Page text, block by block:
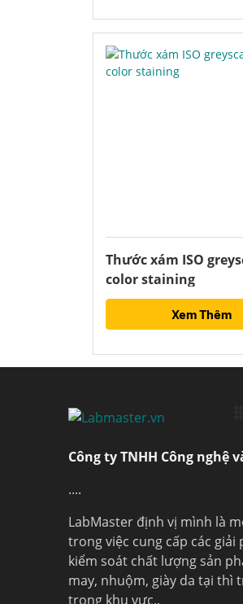
Thước xám ISO
color staining
Xem Thêm
Công ty TNHH Công nghệ
....
LabMaster định vị mình là
trong việc cung cấp các
kiểm soát chất lượng sản
may, nhuộm, giày da tại thì
trong khu vực..